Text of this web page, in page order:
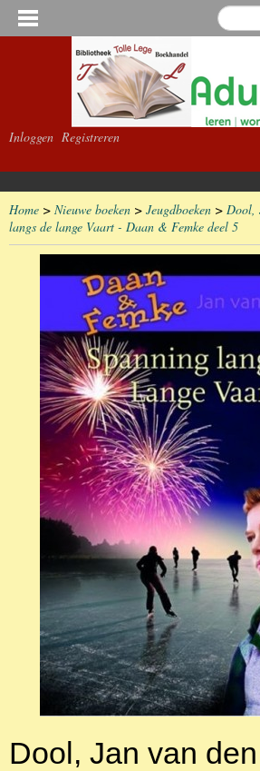
Inloggen Registreren
Home > Nieuwe boeken > Jeugdboeken > Dool,
langs de lange Vaart - Daan & Femke deel 5
Dool, Jan van